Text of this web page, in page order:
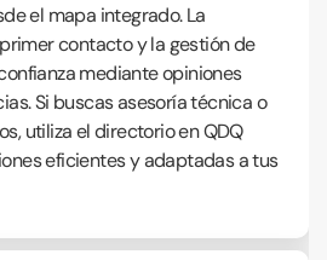
el mapa integrado. La
contacto y la gestión de
mediante opiniones
Si buscas asesoría técnica o
utiliza el directorio en QDQ
eficientes y adaptadas a tus